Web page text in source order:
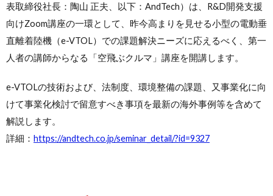
表取締役社長：陶山 正夫、以下：AndTech）は、R&D開発支援
向けZoom講座の一環として、昨今高まりを見せる小型の電動垂
直離着陸機（e-VTOL）での課題解決ニーズに応えるべく、第一
人者の講師からなる「空飛ぶクルマ」講座を開講します。
e-VTOLの技術および、法制度、環境整備の課題、又事業化に向
けて事業化検討で留意すべき事項を最新の海外事例等を含めて
解説します。
詳細： https://andtech.co.jp/seminar_detail/?id=9327